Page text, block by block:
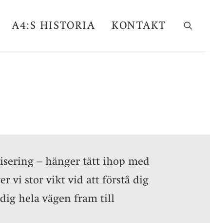
A4:S HISTORIA KONTAKT
– hänger tätt ihop med
vi stor vikt vid att förstå dig
hela vägen fram till